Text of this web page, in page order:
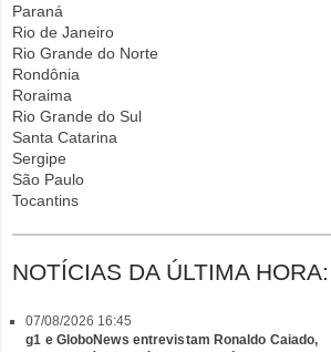
Paraná
Rio de Janeiro
Rio Grande do Norte
Rondônia
Roraima
Rio Grande do Sul
Santa Catarina
Sergipe
São Paulo
Tocantins
NOTÍCIAS DA ÚLTIMA HORA:
07/08/2026 16:45
g1 e GloboNews entrevistam Ronaldo Caiado,